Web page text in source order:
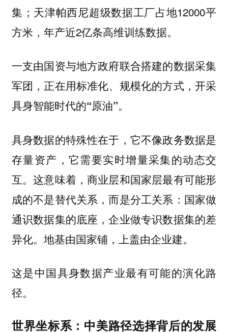
集；天津帕西尼超级数据工厂占地12000平
方米，年产近2亿条高维训练数据。
一支由国资与地方政府联合搭建的数据采集
军团，正在用标准化、规模化的方式，开采
具身智能时代的“原油”。
具身数据的特殊性在于，它不像政务数据是
存量资产，它需要实时增量采集的动态交
互。这意味着，商业层和国家层最有可能形
成的不是替代关系，而是分工关系： 国家做
通识数据集的底座，企业做专识数据集的差
异化。地基由国家铺，上盖由企业建。
这是中国具身数据产业最有可能的演化路
径。
世界坐标系：中美路径选择背后的发展